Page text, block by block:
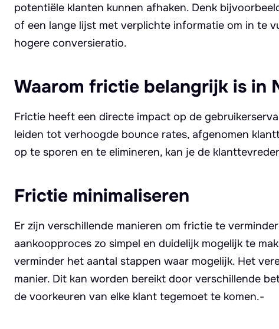
potentiële klanten kunnen afhaken. Denk
of een lange lijst met verplichte informatie om in te
hogere conversieratio.
Waarom frictie belangrijk is in
Frictie heeft een directe impact op de
leiden tot verhoogde bounce rates, afgenomen
op te sporen en te elimineren, kan je de
Frictie minimaliseren
Er zijn verschillende manieren om frictie te
aankoopproces zo simpel en duidelijk mogelijk te
verminder het aantal stappen waar mogelijk. Het
manier. Dit kan worden bereikt door verschillende
de voorkeuren van elke klant tegemoet te komen.-